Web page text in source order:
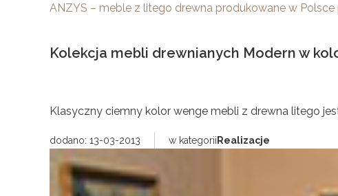
ANZYS – meble z litego drewna produkowane w Polsce
Kolekcja mebli drewnianych Modern w
Klasyczny ciemny kolor wenge mebli z drewna litego
dodano: 13-03-2013 w kategorii Realizacje